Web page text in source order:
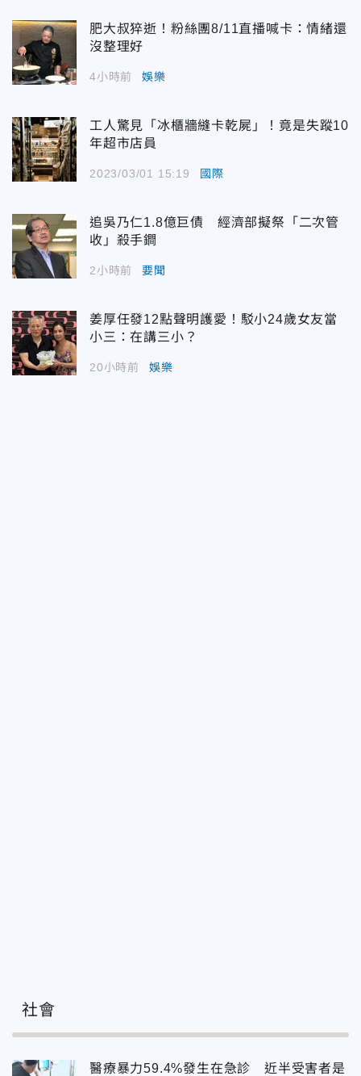
肥大叔猝逝！粉絲團8/11直播喊卡：情緒還
沒整理好
4小時前 娛樂
工人驚見「冰櫃牆縫卡乾屍」！竟是失蹤10
年超市店員
2023/03/01 15:19 國際
追吳乃仁1.8億巨債 經濟部擬祭「二次管
收」殺手鐧
2小時前 要聞
姜厚任發12點聲明護愛！駁小24歲女友當
小三：在講三小？
20小時前 娛樂
社會
醫療暴力59.4%發生在急診 近半受害者是